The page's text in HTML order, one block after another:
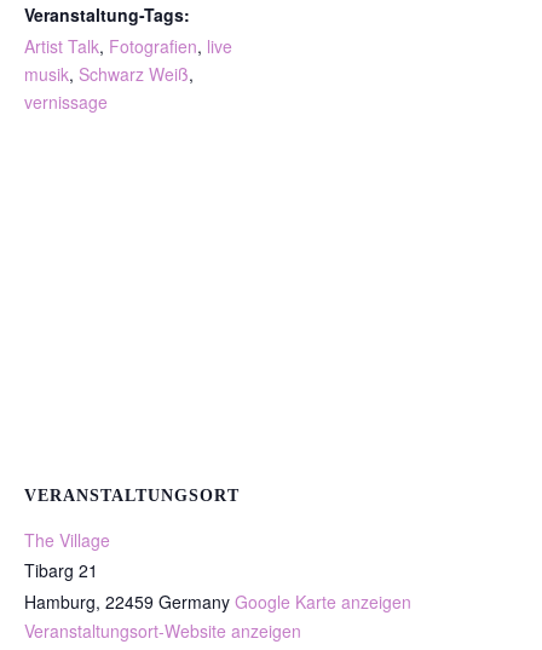
Veranstaltung-Tags:
Artist Talk, Fotografien, live
musik, Schwarz Weiß,
vernissage
VERANSTALTUNGSORT
The Village
Tibarg 21
Hamburg, 22459 Germany Google Karte anzeigen
Veranstaltungsort-Website anzeigen